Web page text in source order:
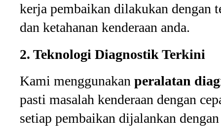
kerja pembaikan dilakukan
dan ketahanan kenderaan anda.
2. Teknologi Diagnostik Terkini
Kami menggunakan peralatan
pasti masalah kenderaan dengan
setiap pembaikan dijalankan